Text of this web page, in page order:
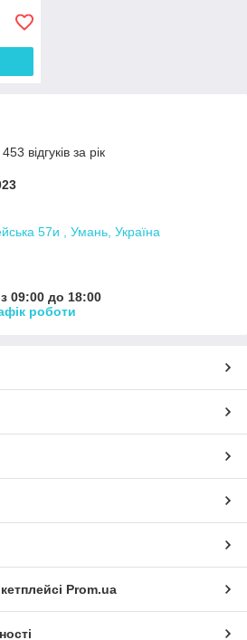
відгуків за рік
57и , Умань, Україна
09:00 до 18:00
роботи
Prom.ua